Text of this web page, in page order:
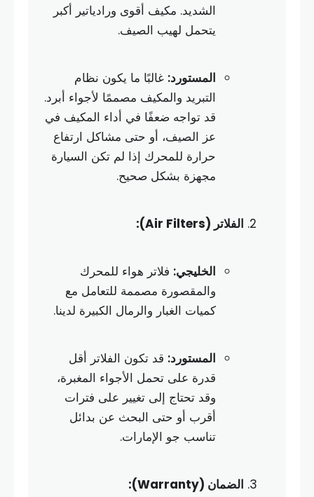
الشديد. مكيف أقوى ورادياتير أكبر
يتحمل لهيب الصيف.
المستورد: غالبًا ما يكون نظام
التبريد والمكيف مصممًا لأجواء أبرد.
قد تواجه ضعفًا في أداء المكيف في
عز الصيف، أو حتى مشاكل ارتفاع
حرارة للمحرك إذا لم تكن السيارة
مجهزة بشكل صحيح.
الفلاتر (Air Filters):
الخليجي: فلاتر هواء للمحرك
والمقصورة مصممة للتعامل مع
كميات الغبار والرمال الكبيرة لدينا.
المستورد: قد تكون الفلاتر أقل
قدرة على تحمل الأجواء المغبرة،
وقد تحتاج إلى تغيير على فترات
أقرب أو حتى البحث عن بدائل
تناسب جو الإمارات.
الضمان (Warranty):